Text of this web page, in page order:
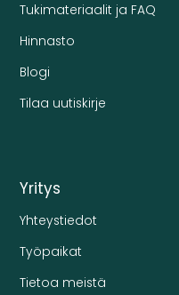
Tukimateriaalit ja FAQ
Hinnasto
Blogi
Tilaa uutiskirje
Yritys
Yhteystiedot
Työpaikat
Tietoa meistä